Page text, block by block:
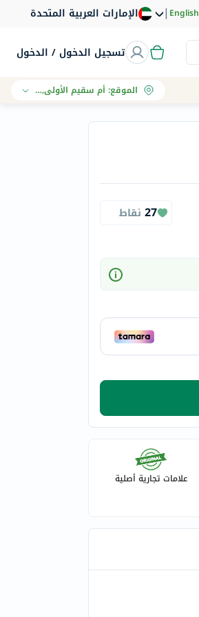
الإمارات العربية المتحدة |English
تسجيل الدخول / الدخول
الموقع:أم سقيم الأولى, دبي
27 نقاط
علامات تجارية أصلية